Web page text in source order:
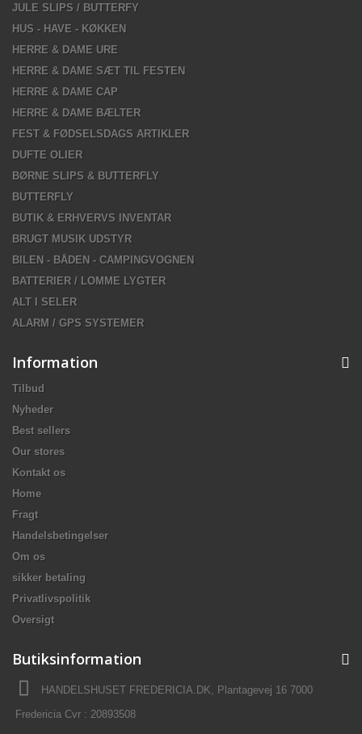
JULE SLIPS / BUTTERFY
HUS - HAVE - KØKKEN
HERRE & DAME URE
HERRE & DAME SÆT TIL FESTEN
HERRE & DAME CAP
HERRE & DAME BÆLTER
FEST & FØDSELSDAGS ARTIKLER
DUFTE OLIER
BØRNE SLIPS & BUTTERFLY
BUTTERFLY
BUTIK & ERHVERVS INVENTAR
BRUGT MUSIK UDSTYR
BILEN - BÅDEN - CAMPINGVOGNEN
BATTERIER / LOMME LYGTER
ALT I SELER
ALARM / GPS SYSTEMER
Information
Tilbud
Nyheder
Best sellers
Our stores
Kontakt os
Home
Fragt
Handelsbetingelser
Om os
sikker betaling
Privatlivspolitik
Oversigt
Butiksinformation
HANDELSHUSET FREDERICIA.DK, Plantagevej 16 7000
Fredericia Cvr : 20893508